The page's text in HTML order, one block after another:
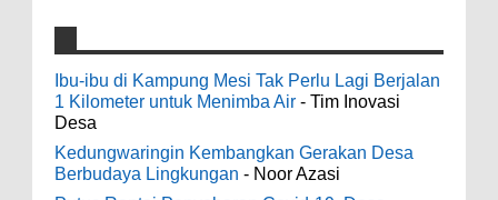
4000 Petani Hutan Blora Bakal Digelontor
Bantuan CSR Jumbo dan Bibit Ternak Gratis
0 8-4-2026
Indonesia Ceria Run Diharapkan Bawa
Dampak Positif Bagi Olah Raga dan
galateapacino:
3-6-2022
Men's Black Titanium Wedding Band -
The Ottawa SenatorsThe Men's Black titanium i
phone case Titanium Wedding Band is the
world's first dedicated wedding band how strong
Ibu-ibu di Kampung Mesi Tak Perlu Lagi Berjalan
1 Kilometer untuk Menimba Air - Tim Inovasi
Desa
Kedungwaringin Kembangkan Gerakan Desa
Berbudaya Lingkungan - Noor Azasi